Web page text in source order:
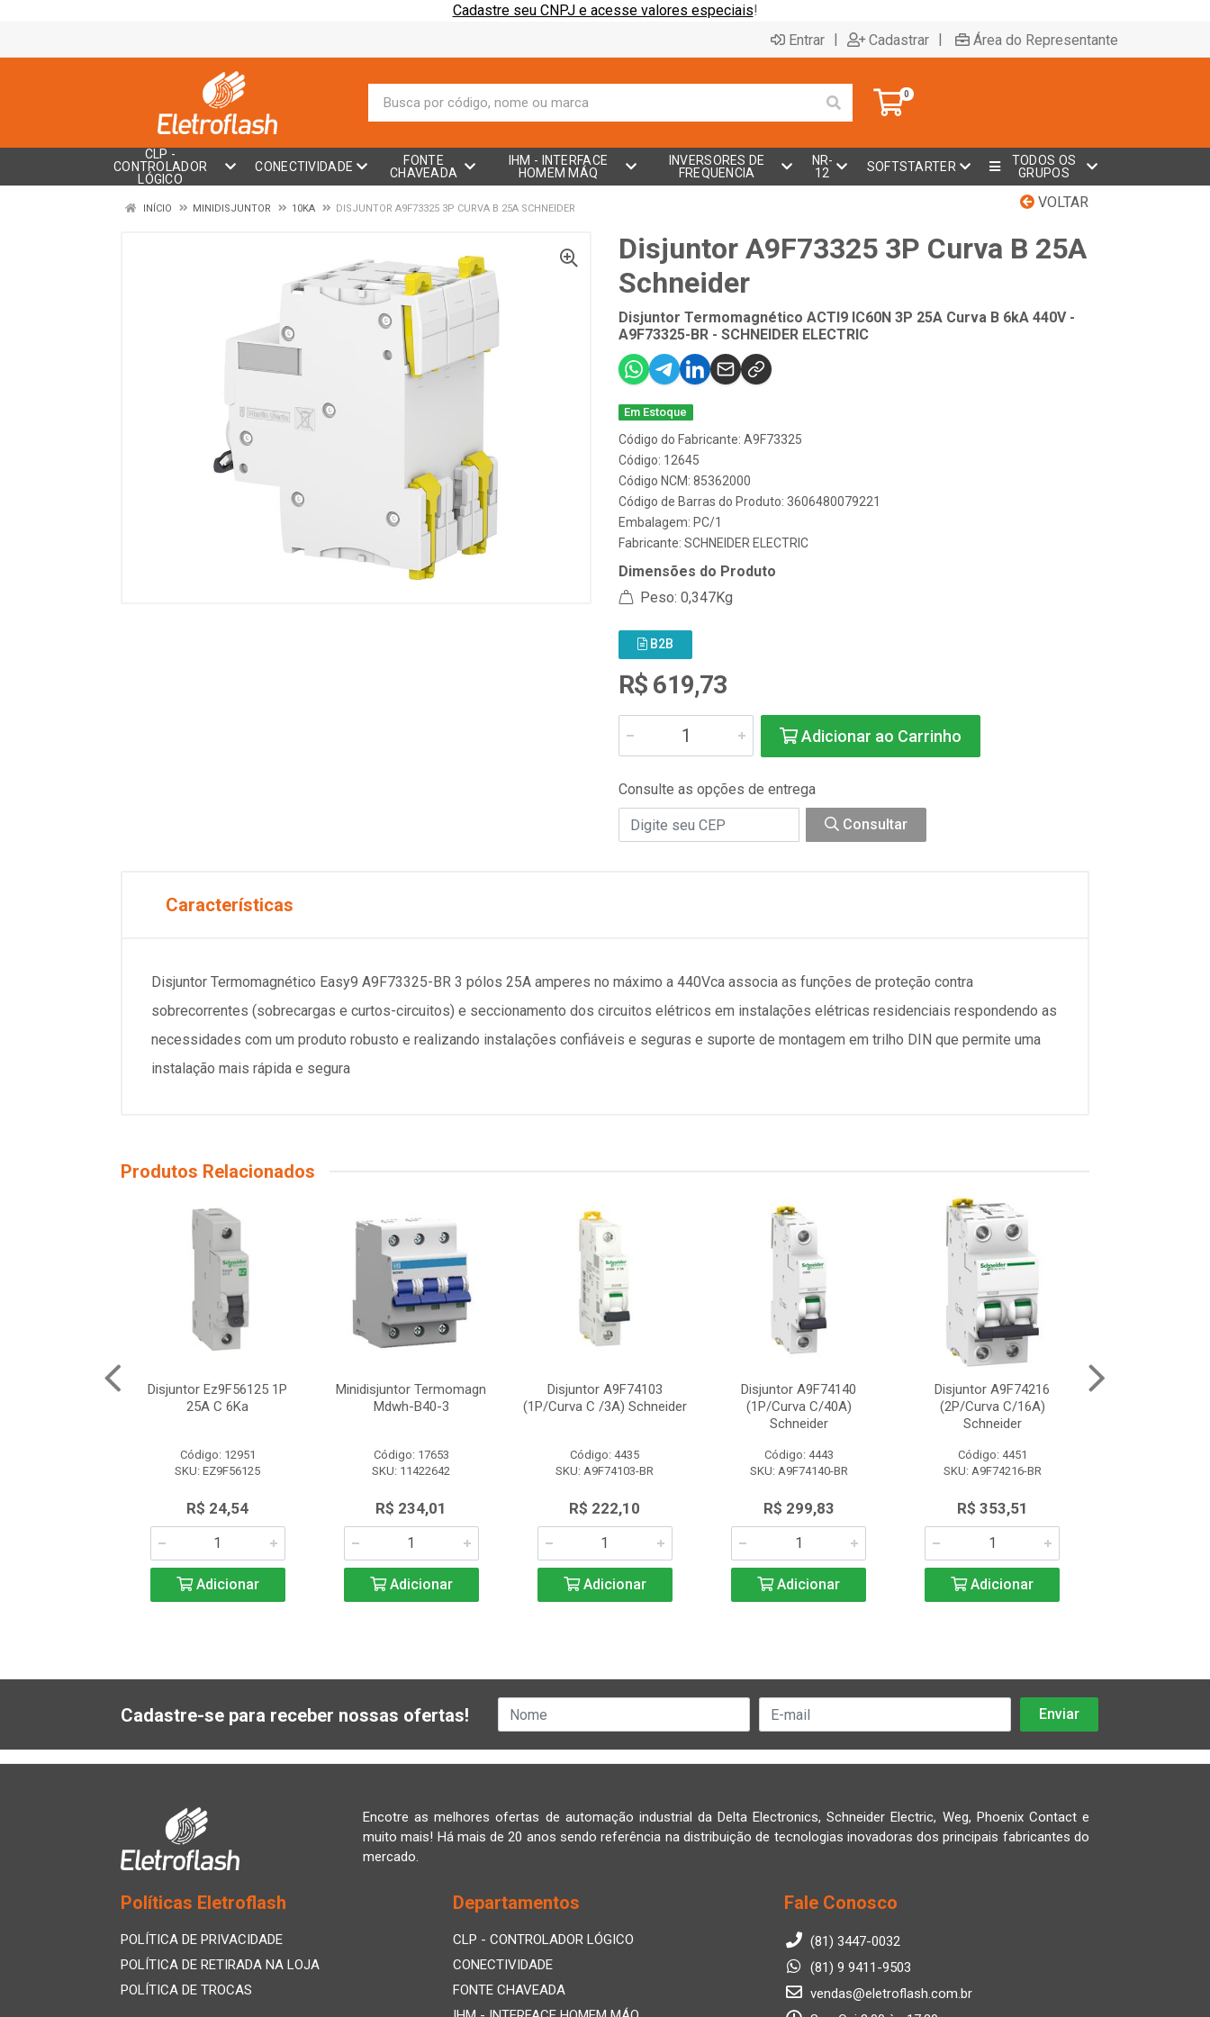
Cadastre seu CNPJ e acesse valores especiais!
Entrar | Cadastrar | Área do Representante
0
CLP -
CONTROLADOR
LÓGICO
CONECTIVIDADE
FONTE
CHAVEADA
IHM - INTERFACE
HOMEM MÁQ
INVERSORES DE
FREQUENCIA
NR-
12
SOFTSTARTER
TODOS OS
GRUPOS
VOLTAR
INÍCIO MINIDISJUNTOR 10KA DISJUNTOR A9F73325 3P CURVA B 25A SCHNEIDER
Disjuntor A9F73325 3P Curva B 25A
Schneider
Disjuntor Termomagnético ACTI9 IC60N 3P 25A Curva B 6kA 440V -
A9F73325-BR - SCHNEIDER ELECTRIC
Em Estoque
Código do Fabricante: A9F73325
Código: 12645
Código NCM: 85362000
Código de Barras do Produto: 3606480079221
Embalagem: PC/1
Fabricante: SCHNEIDER ELECTRIC
Dimensões do Produto
Peso: 0,347Kg
B2B
R$ 619,73
Adicionar ao Carrinho
Consulte as opções de entrega
Consultar
Características
Disjuntor Termomagnético Easy9 A9F73325-BR 3 pólos 25A amperes no máximo a 440Vca associa as funções de proteção contra
sobrecorrentes (sobrecargas e curtos-circuitos) e seccionamento dos circuitos elétricos em instalações elétricas residenciais respondendo as
necessidades com um produto robusto e realizando instalações confiáveis e seguras e suporte de montagem em trilho DIN que permite uma
instalação mais rápida e segura
Produtos Relacionados
Disjuntor Ez9F56125 1P
25A C 6Ka
Código: 12951
SKU: EZ9F56125
R$ 24,54
Adicionar
Minidisjuntor Termomagn
Mdwh-B40-3
Código: 17653
SKU: 11422642
R$ 234,01
Adicionar
Disjuntor A9F74103
(1P/Curva C /3A) Schneider
Código: 4435
SKU: A9F74103-BR
R$ 222,10
Adicionar
Disjuntor A9F74140
(1P/Curva C/40A)
Schneider
Código: 4443
SKU: A9F74140-BR
R$ 299,83
Adicionar
Disjuntor A9F74216
(2P/Curva C/16A)
Schneider
Código: 4451
SKU: A9F74216-BR
R$ 353,51
Adicionar
Cadastre-se para receber nossas ofertas!
Encotre as melhores ofertas de automação industrial da Delta Electronics, Schneider Electric, Weg, Phoenix Contact e
muito mais! Há mais de 20 anos sendo referência na distribuição de tecnologias inovadoras dos principais fabricantes do
mercado.
Políticas Eletroflash
POLÍTICA DE PRIVACIDADE
POLÍTICA DE RETIRADA NA LOJA
POLÍTICA DE TROCAS
Departamentos
CLP - CONTROLADOR LÓGICO
CONECTIVIDADE
FONTE CHAVEADA
Fale Conosco
(81) 3447-0032
(81) 9 9411-9503
vendas@eletroflash.com.br